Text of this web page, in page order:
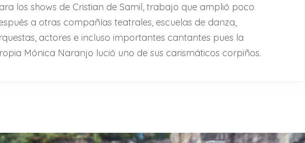
los shows de Cristian de Samil, trabajo que amplió poco
a otras compañías teatrales, escuelas de danza,
actores e incluso importantes cantantes pues la
Mónica Naranjo lució uno de sus carismáticos corpiños.